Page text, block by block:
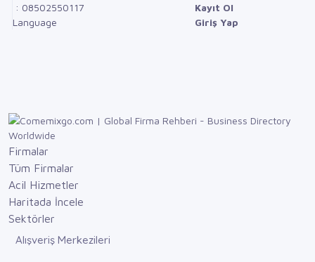
: 08502550117
Language
Kayıt Ol
Giriş Yap
Firmalar
Tüm Firmalar
Acil Hizmetler
Haritada İncele
Sektörler
Alışveriş Merkezileri